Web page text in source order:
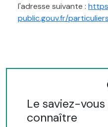
l'adresse suivante :
public.gouv.fr/
Le saviez-
connaître